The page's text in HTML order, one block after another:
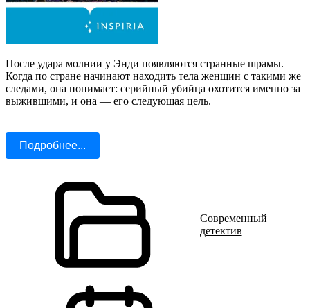
После удара молнии у Энди появляются странные шрамы.
Когда по стране начинают находить тела женщин с такими же
следами, она понимает: серийный убийца охотится именно за
выжившими, и она — его следующая цель.
Подробнее...
Современный
детектив